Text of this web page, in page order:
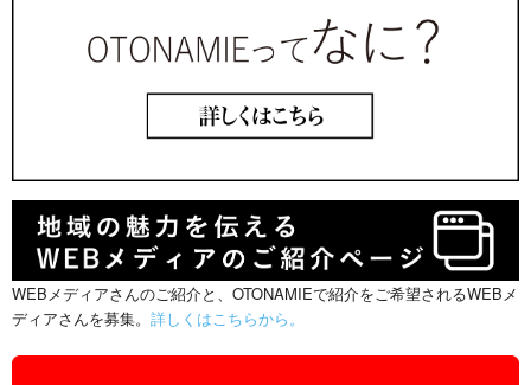
WEBメディアさんのご紹介と、OTONAMIEで紹介をご希望されるWEBメ
ディアさんを募集。 詳しくはこちらから。